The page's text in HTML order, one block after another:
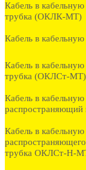
Кабель в
трубка (ОКЛК-МТ)
Кабель в
Кабель в
трубка (ОКЛСт-МТ)
Кабель в
Кабель в
трубка ОКЛСт-Н-